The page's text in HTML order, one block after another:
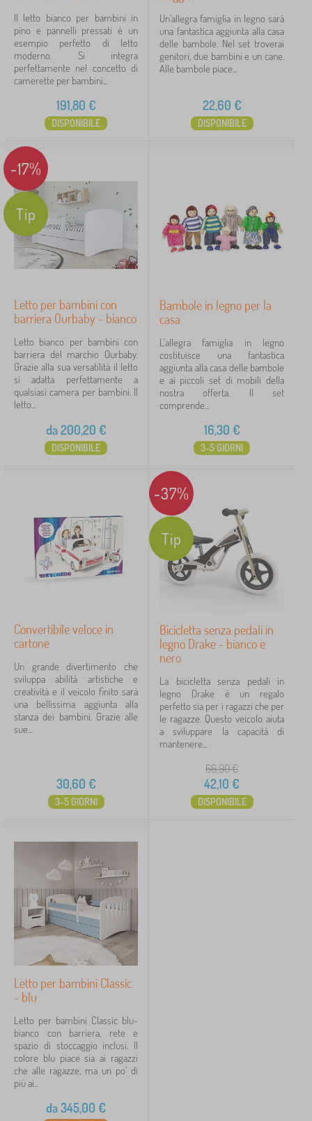
i
n
i
FILTRAGGIO
Il letto bianco per bambini in
pino e pannelli pressati è un
esempio perfetto di letto
moderno. Si integra
perfettamente nel concetto di
camerette per bambini...
191,80 €
DISPONIBILE
Un'allegra famiglia in legno sarà
una fantastica aggiunta alla casa
delle bambole. Nel set troverai
genitori, due bambini e un cane.
Alle bambole piace...
22,60 €
DISPONIBILE
-17%
Tip
Letto per bambini con
barriera Ourbaby - bianco
Letto bianco per bambini con
barriera del marchio Ourbaby.
Grazie alla sua versatilità il letto
si adatta perfettamente a
qualsiasi camera per bambini. Il
letto...
da200,20 €
DISPONIBILE
Bambole in legno per la
casa
L'allegra famiglia in legno
costituisce una fantastica
aggiunta alla casa delle bambole
e ai piccoli set di mobili della
nostra offerta. Il set
comprende...
16,30 €
3-5 GIORNI
Convertibile veloce in
cartone
Un grande divertimento che
sviluppa abilità artistiche e
creatività e il veicolo finito sarà
una bellissima aggiunta alla
stanza dei bambini. Grazie alle
sue...
30,60 €
3-5 GIORNI
-37%
Tip
Bicicletta senza pedali in
legno Drake - bianco e
nero
La bicicletta senza pedali in
legno Drake è un regalo
perfetto sia per i ragazzi che per
le ragazze. Questo veicolo aiuta
a sviluppare la capacità di
mantenere...
66,90€
42,10 €
DISPONIBILE
Letto per bambini Classic
- blu
Letto per bambini Classic blu-
bianco con barriera, rete e
spazio di stoccaggio inclusi. Il
colore blu piace sia ai ragazzi
che alle ragazze, ma un po' di
più ai...
da345,00 €